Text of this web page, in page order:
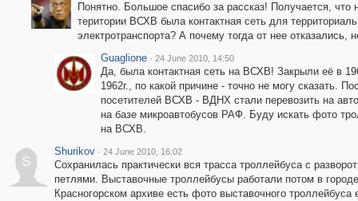
Понятно. Большое спасибо за рассказ! Получается, что
територии ВСХВ была контактная сеть для
электротранспорта? А почему тогда от нее отказались,
Guaglione · 24 June 2010, 14:50
Да, была контактная сеть на ВСХВ! Закрыли её в
1962г., по какой причине - точно не могу сказать.
посетителей ВСХВ - ВДНХ стали перевозить на
на базе микроавтобусов РАФ. Буду искать фото
на ВСХВ.
S
Shurikov · 24 June 2010, 16:02
Сохранилась практически вся трасса троллейбуса с
петлями. Выставочные троллейбусы работали потом в
Красногорском архиве есть фото выставочного троллейбуса